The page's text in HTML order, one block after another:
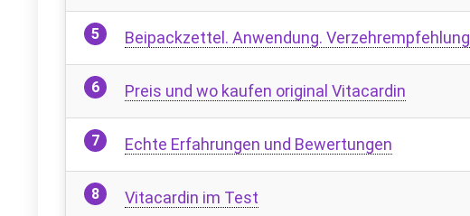
Beipackzettel. Anwendung. Verzehrempfehlung
Preis und wo kaufen original Vitacardin
Echte Erfahrungen und Bewertungen
Vitacardin im Test